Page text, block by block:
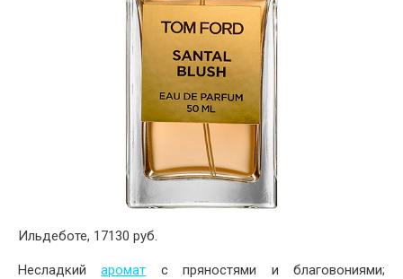
Ильдеботе, 17130 руб.
​Несладкийаромат с пряностями и благовониями;